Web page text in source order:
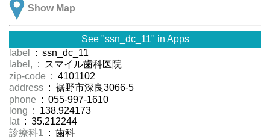
Show Map
See "ssn_dc_11" in Apps
label
: ssn_dc_11
label, : スマイル歯科医院
zip-code : 4101102
address : 裾野市深良3066-5
phone : 055-997-1610
long : 138.924173
lat : 35.212244
診療科1 : 歯科